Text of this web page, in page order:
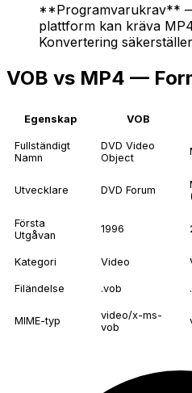
**Programvarukrav**
plattform kan kräva
Konvertering
VOB vs MP4 —
Egenskap VOB
Fullständigt
Namn
DVD Video
Object
Utvecklare DVD Forum
Första
Utgåvan
1996
Kategori Video
Filändelse .vob
MIME-typ
video/x-ms-
vob